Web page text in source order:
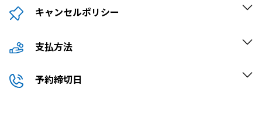
たします。
させていただく場合があります。
なる場合があります。
波浪、強風、豪雨など、安全にお客様をご案内でき
キャンセルポリシー
1日前 09:00 まで：50%
支払方法
現地支払い
予約締切日